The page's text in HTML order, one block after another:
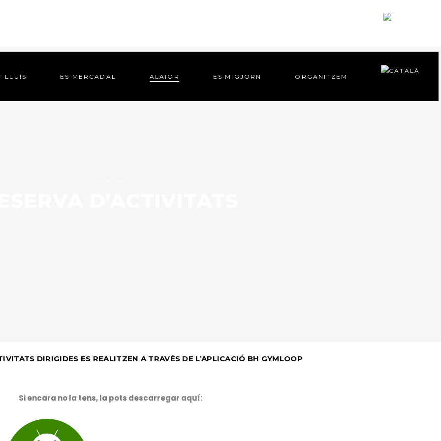
LLUÍS ES MERCADAL ALAIOR ES MIGJORN ORGANITZEM
DIRIGIDES ES REALITZEN A TRAVÉS DE L’APLICACIÓ BH GYMLOOP
Si encara no la tens, la pots descarregar aquí: